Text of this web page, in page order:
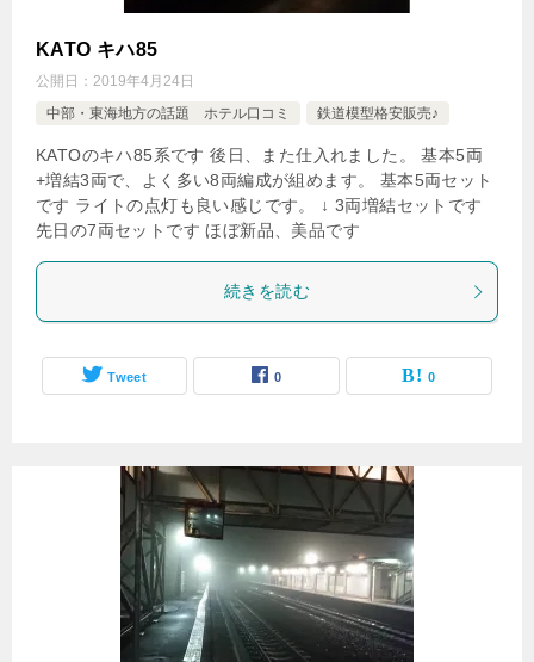
KATO キハ85
公開日： 2019年4月24日
中部・東海地方の話題 ホテル口コミ
鉄道模型格安販売♪
KATOのキハ85系です 後日、また仕入れました。 基本5両
+増結3両で、よく多い8両編成が組めます。 基本5両セット
です ライトの点灯も良い感じです。 ↓ 3両増結セットです
先日の7両セットです ほぼ新品、美品です
続きを読む
Tweet 0 0